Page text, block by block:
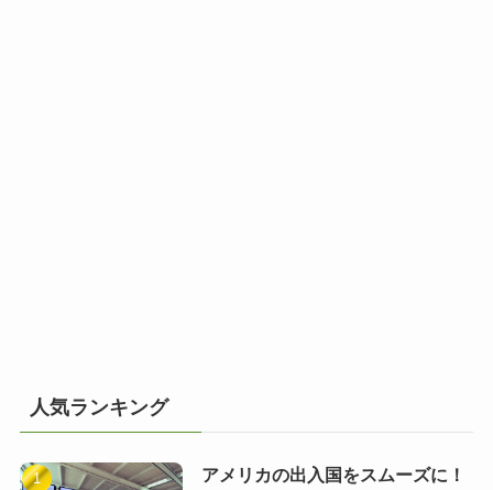
人気ランキング
アメリカの出入国をスムーズに！